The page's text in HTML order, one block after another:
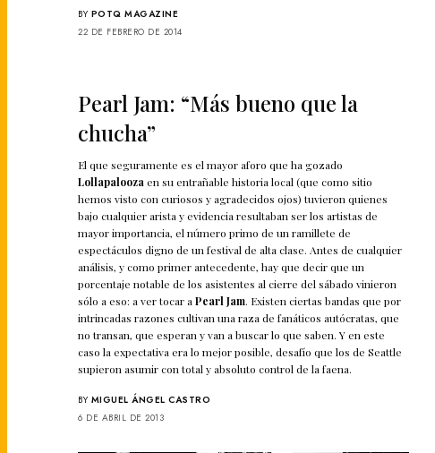
BY POTQ MAGAZINE
22 DE FEBRERO DE 2014
Pearl Jam: “Más bueno que la
chucha”
El que seguramente es el mayor aforo que ha gozado
Lollapalooza en su entrañable historia local (que como sitio
hemos visto con curiosos y agradecidos ojos) tuvieron quienes
bajo cualquier arista y evidencia resultaban ser los artistas de
mayor importancia, el número primo de un ramillete de
espectáculos digno de un festival de alta clase. Antes de cualquier
análisis, y como primer antecedente, hay que decir que un
porcentaje notable de los asistentes al cierre del sábado vinieron
sólo a eso: a ver tocar aPearl Jam. Existen ciertas bandas que por
intrincadas razones cultivan una raza de fanáticos autócratas, que
no transan, que esperan y van a buscar lo que saben. Y en este
caso la expectativa era lo mejor posible, desafío que los de Seattle
supieron asumir con total y absoluto control de la faena.
BY MIGUEL ÁNGEL CASTRO
6 DE ABRIL DE 2013